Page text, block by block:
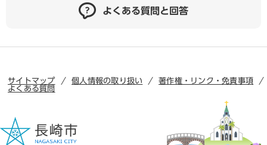
よくある質問と回答
サイトマップ 個人情報の取り扱い
著作権・リンク・免責事項
よくある質問